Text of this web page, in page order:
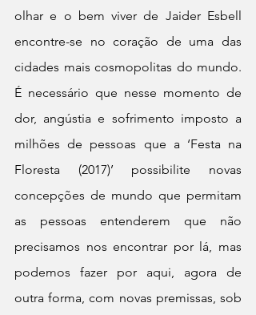
olhar e o bem viver de Jaider Esbell
encontre-se no coração de uma das
cidades mais cosmopolitas do mundo.
É necessário que nesse momento de
dor, angústia e sofrimento imposto a
milhões de pessoas que a ‘Festa na
Floresta (2017)’ possibilite novas
concepções de mundo que permitam
as pessoas entenderem que não
precisamos nos encontrar por lá, mas
podemos fazer por aqui, agora de
outra forma, com novas premissas, sob